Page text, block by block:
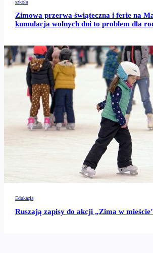
szkoła
Zimowa przerwa świąteczna i ferie na
kumulacja wolnych dni to problem dla
Edukacja
Ruszają zapisy do akcji „Zima w